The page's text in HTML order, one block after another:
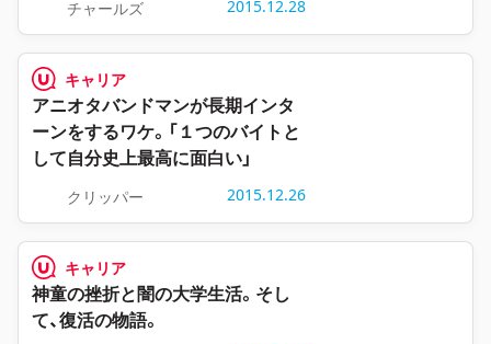
チャールズ 2015.12.28
キャリア
アニオタバンドマンが長期インタ
ーンをするワケ。「１つのバイトと
して自分史上最高に面白い」
クリッパー 2015.12.26
キャリア
神童の挫折と闇の大学生活。そし
て、復活の物語。